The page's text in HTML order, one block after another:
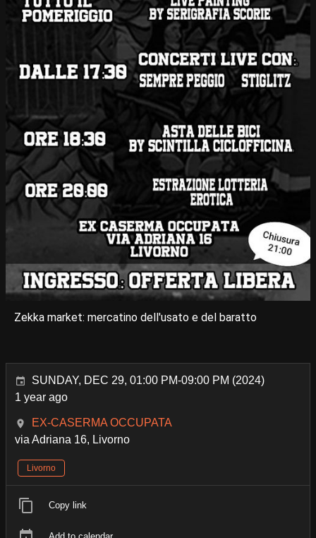
Zekka market: mercatino dell'usato e del baratto
SUNDAY, DEC 29, 01:00 PM-09:00 PM (2024)
1 year ago
EX-CASERMA OCCUPATA
via Adriana 16, Livorno
Livorno
Copy link